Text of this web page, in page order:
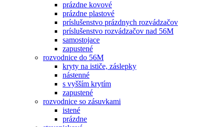
prázdne kovové
prázdne plastové
príslušenstvo prázdnych rozvádzačov
príslušenstvo rozvádzačov nad 56M
samostojace
zapustené
rozvodnice do 56M
kryty na ističe, záslepky
nástenné
s vyšším krytím
zapustené
rozvodnice so zásuvkami
istené
prázdne